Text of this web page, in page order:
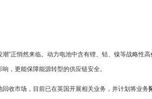
”正悄然来临。动力电池中含有锂、钴、镍等战略性
，更能保障能源转型的供应链安全。
收市场，目前已在英国开展相关业务，并计划将业务